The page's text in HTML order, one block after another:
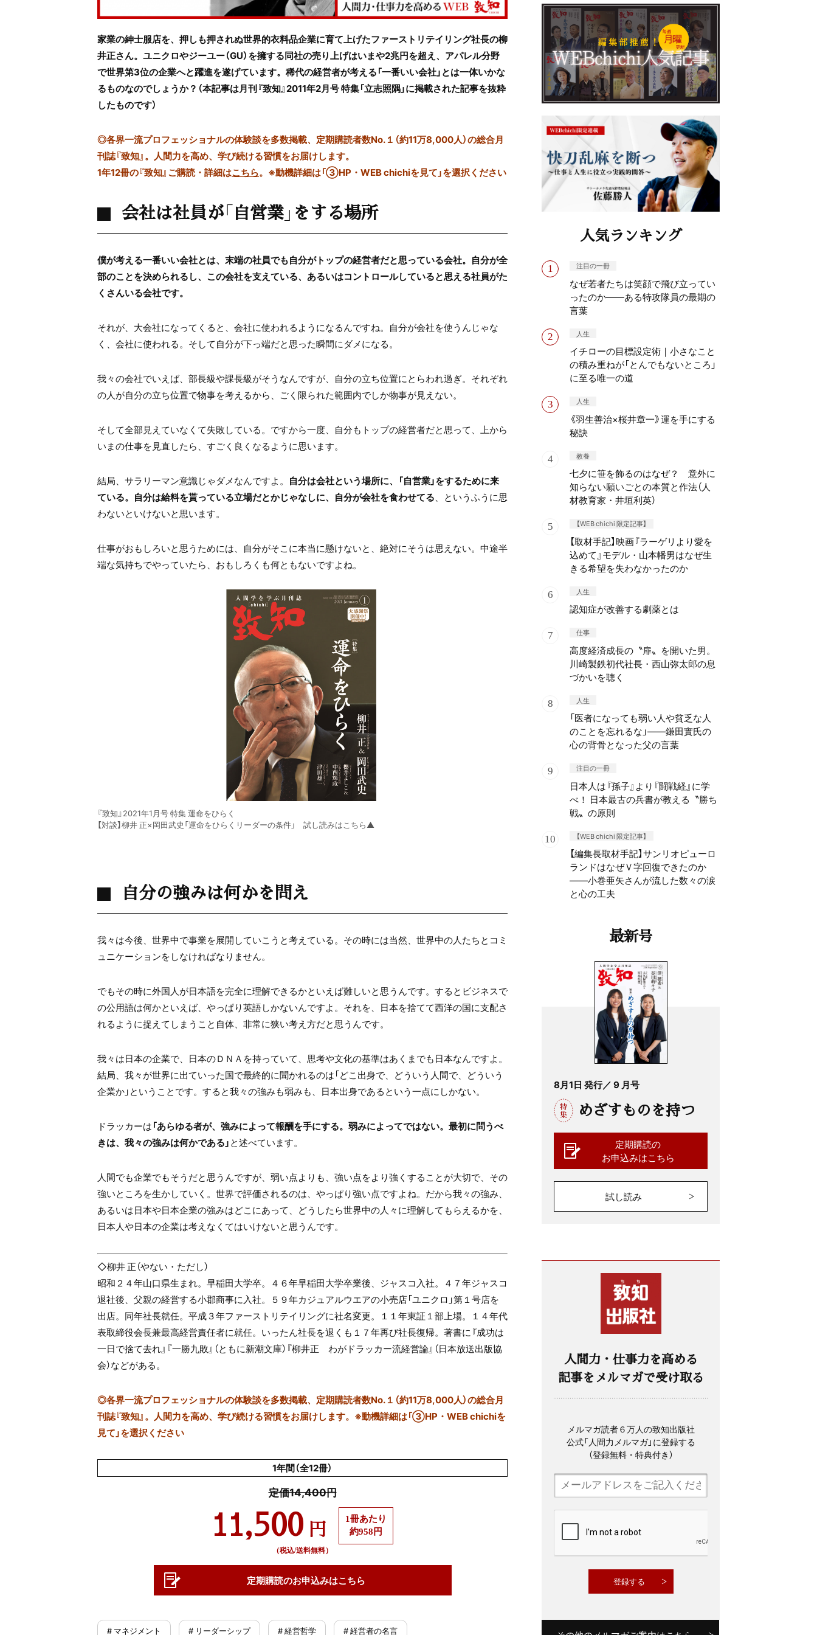
家業の紳士服店を、押しも押されぬ世界的衣料品企業に育て上げたファーストリテイリング社長の柳
井正さん。ユニクロやジーユー（GU）を擁する同社の売り上げはいまや2兆円を超え、アパレル分野
で世界第3位の企業へと躍進を遂げています。稀代の経営者が考える「一番いい会社」とは一体いかな
るものなのでしょうか？（本記事は月刊『致知』2011年2月号 特集「立志照隅」に掲載された記事を抜粋
したものです）
◎各界一流プロフェッショナルの体験談を多数掲載、定期購読者数No.１（約11万8,000人）の総合月
刊誌『致知』。人間力を高め、学び続ける習慣をお届けします。
1年12冊の『致知』ご購読・詳細はこちら。 ※動機詳細は「③HP・WEB chichiを見て」を選択ください
会社は社員が「自営業」をする場所
僕が考える一番いい会社とは、末端の社員でも自分がトップの経営者だと思っている会社。自分が全
部のことを決められるし、この会社を支えている、あるいはコントロールしていると思える社員がた
くさんいる会社です。
それが、大会社になってくると、会社に使われるようになるんですね。自分が会社を使うんじゃな
く、会社に使われる。そして自分が下っ端だと思った瞬間にダメになる。
我々の会社でいえば、部長級や課長級がそうなんですが、自分の立ち位置にとらわれ過ぎ。それぞれ
の人が自分の立ち位置で物事を考えるから、ごく限られた範囲内でしか物事が見えない。
そして全部見えていなくて失敗している。ですから一度、自分もトップの経営者だと思って、上から
いまの仕事を見直したら、すごく良くなるように思います。
結局、サラリーマン意識じゃダメなんですよ。 自分は会社という場所に、「自営業」をするために来
ている。自分は給料を貰っている立場だとかじゃなしに、自分が会社を食わせてる、というふうに思
わないといけないと思います。
仕事がおもしろいと思うためには、自分がそこに本当に懸けないと、絶対にそうは思えない。中途半
端な気持ちでやっていたら、おもしろくも何ともないですよね。
『致知』2021年1月号 特集 運命をひらく
【対談】柳井 正×岡田武史「運命をひらくリーダーの条件」 試し読みはこちら▲
自分の強みは何かを問え
我々は今後、世界中で事業を展開していこうと考えている。その時には当然、世界中の人たちとコミ
ュニケーションをしなければなりません。
でもその時に外国人が日本語を完全に理解できるかといえば難しいと思うんです。するとビジネスで
の公用語は何かといえば、やっぱり英語しかないんですよ。それを、日本を捨てて西洋の国に支配さ
れるように捉えてしまうこと自体、非常に狭い考え方だと思うんです。
我々は日本の企業で、日本のＤＮＡを持っていて、思考や文化の基準はあくまでも日本なんですよ。
結局、我々が世界に出ていった国で最終的に聞かれるのは「どこ出身で、どういう人間で、どういう
企業か」ということです。すると我々の強みも弱みも、日本出身であるという一点にしかない。
ドラッカーは「あらゆる者が、強みによって報酬を手にする。弱みによってではない。最初に問うべ
きは、我々の強みは何かである」と述べています。
人間でも企業でもそうだと思うんですが、弱い点よりも、強い点をより強くすることが大切で、その
強いところを生かしていく。世界で評価されるのは、やっぱり強い点ですよね。だから我々の強み、
あるいは日本や日本企業の強みはどこにあって、どうしたら世界中の人々に理解してもらえるかを、
日本人や日本の企業は考えなくてはいけないと思うんです。
◇柳井 正（やない・ただし）
昭和２４年山口県生まれ。早稲田大学卒。４６年早稲田大学卒業後、ジャスコ入社。４７年ジャスコ
退社後、父親の経営する小郡商事に入社。５９年カジュアルウエアの小売店「ユニクロ」第１号店を
出店。同年社長就任。平成３年ファーストリテイリングに社名変更。１１年東証１部上場。１４年代
表取締役会長兼最高経営責任者に就任。いったん社長を退くも１７年再び社長復帰。著書に『成功は
一日で捨て去れ』『一勝九敗』（ともに新潮文庫）『柳井正 わがドラッカー流経営論』（日本放送出版協
会）などがある。
◎各界一流プロフェッショナルの体験談を多数掲載、定期購読者数No.１（約11万8,000人）の総合月
刊誌『致知』。人間力を高め、学び続ける習慣をお届けします。※動機詳細は「③HP・WEB chichiを
見て」を選択ください
1年間（全12冊）
定価14,400円
11,500 円
1冊あたり
約958円
（税込/送料無料）
定期購読のお申込みはこちら
# マネジメント # リーダーシップ # 経営哲学 # 経営者の名言
人気ランキング
注目の一冊
なぜ若者たちは笑顔で飛び立ってい
ったのか——ある特攻隊員の最期の
言葉
人生
イチローの目標設定術｜小さなこと
の積み重ねが「とんでもないところ」
に至る唯一の道
人生
《羽生善治×桜井章一》運を手にする
秘訣
教養
七夕に笹を飾るのはなぜ？ 意外に
知らない願いごとの本質と作法（人
材教育家・井垣利英）
【WEB chichi 限定記事】
【取材手記】映画『ラーゲリより愛を
込めて』モデル・山本幡男はなぜ生
きる希望を失わなかったのか
人生
認知症が改善する劇薬とは
仕事
高度経済成長の〝扉〟を開いた男。
川崎製鉄初代社長・西山弥太郎の息
づかいを聴く
人生
「医者になっても弱い人や貧乏な人
のことを忘れるな」——鎌田實氏の
心の背骨となった父の言葉
注目の一冊
日本人は『孫子』より『闘戦経』に学
べ！ 日本最古の兵書が教える〝勝ち
戦〟の原則
【WEB chichi 限定記事】
【編集長取材手記】サンリオピューロ
ランドはなぜＶ字回復できたのか
——小巻亜矢さんが流した数々の涙
と心の工夫
最新号
8月1日 発行／ 9 月号
めざすものを持つ
定期購読の
お申込みはこちら
試し読み
人間力・仕事力を高める
記事をメルマガで受け取る
メルマガ読者６万人の致知出版社
公式「人間力メルマガ」に登録する
（登録無料・特典付き）